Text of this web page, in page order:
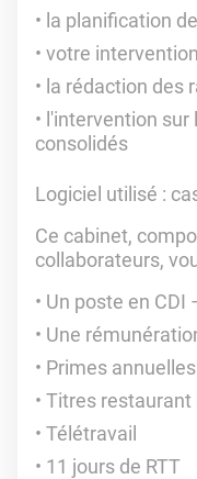
la planification
votre
la rédaction des
l'intervention
consolidés
Logiciel utilisé :
Ce cabinet,
collaborateurs,
Un poste en CDI
Une
Primes
Titres restaurant
Télétravail
11 jours de RTT